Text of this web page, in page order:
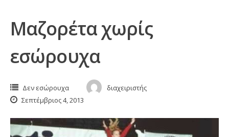
Μαζορέτα χωρίς
εσώρουχα
Δεν εσώρουχα
διαχειριστής
Σεπτέμβριος 4, 2013